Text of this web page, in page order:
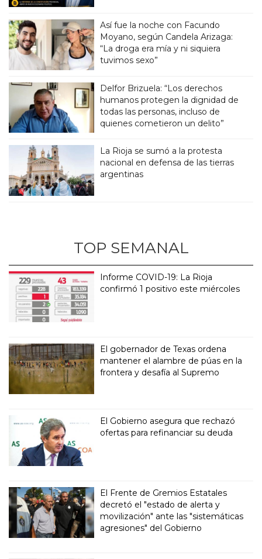
Así fue la noche con Facundo
Moyano, según Candela Arizaga:
“La droga era mía y ni siquiera
tuvimos sexo”
Delfor Brizuela: “Los derechos
humanos protegen la dignidad de
todas las personas, incluso de
quienes cometieron un delito”
La Rioja se sumó a la protesta
nacional en defensa de las tierras
argentinas
TOP SEMANAL
Informe COVID-19: La Rioja
confirmó 1 positivo este miércoles
El gobernador de Texas ordena
mantener el alambre de púas en la
frontera y desafía al Supremo
El Gobierno asegura que rechazó
ofertas para refinanciar su deuda
El Frente de Gremios Estatales
decretó el "estado de alerta y
movilización" ante las "sistemáticas
agresiones" del Gobierno